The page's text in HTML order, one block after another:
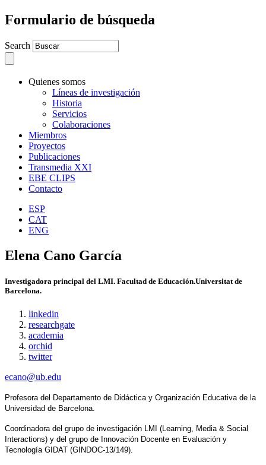
Formulario de búsqueda
Search
Quienes somos
Líneas de investigación
Historia
Servicios
Colaboraciones
Miembros
Proyectos
Publicaciones
Transmedia XXI
EBE CLIPS
Contacto
ESP
CAT
ENG
Elena Cano García
Investigadora principal del LMI. Facultad de Educación.Universitat de
Barcelona.
linkedin
researchgate
academia
orchid
twitter
ecano@ub.edu
Profesora del Departamento de Didáctica y Organización Educativa de la
Universidad de Barcelona.
Coordinadora del grupo de investigación LMI (Learning, Media & Social
Interactions) y del grupo de Innovación Docente en Evaluación y
Tecnología GIDAT (GINDOC-13/149).